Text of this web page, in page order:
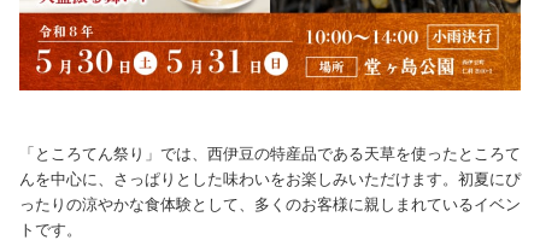
「ところてん祭り」では、西伊豆の特産品である天草を使ったところて
んを中心に、さっぱりとした味わいをお楽しみいただけます。初夏にぴ
ったりの涼やかな食体験として、多くのお客様に親しまれているイベン
トです。